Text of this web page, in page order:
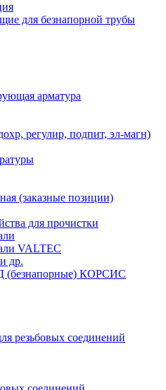
для безнапорной трубы
арматура
регулир, подпит, эл-магн)
(заказные позиции)
для прочистки
VALTEC
др.
(безнапорные) КОРСИС
резьбовых соединений